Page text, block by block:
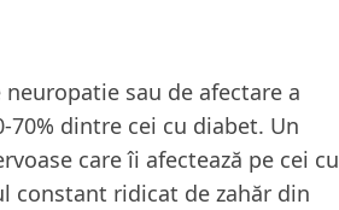
sau de afectare a
70% dintre cei cu diabet. Un
care îi afectează pe cei cu
constant ridicat de zahăr din